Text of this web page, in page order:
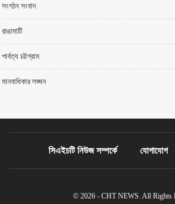
সংগঠন সংবাদ
রাঙামাটি
পার্বত্য চট্টগ্রাম
মানবাধিকার লঙ্ঘন
সিএইচটি নিউজ সম্পর্কে যোগাযোগ
© 2026 - CHT NEWS. All Rights